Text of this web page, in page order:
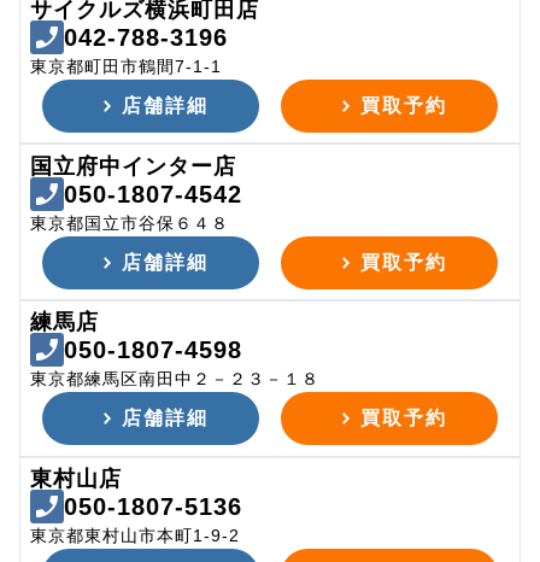
サイクルズ横浜町田店
042-788-3196
東京都町田市鶴間7-1-1
店舗詳細 買取予約
国立府中インター店
050-1807-4542
東京都国立市谷保６４８
店舗詳細 買取予約
練馬店
050-1807-4598
東京都練馬区南田中２－２３－１８
店舗詳細 買取予約
東村山店
050-1807-5136
東京都東村山市本町1-9-2